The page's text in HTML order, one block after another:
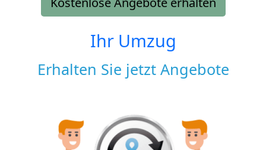
Ihr Umzug
Erhalten Sie jetzt Angebote